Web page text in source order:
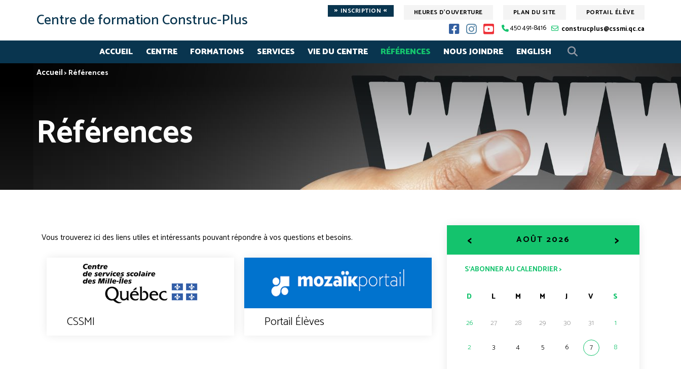
Centre de formation Construc‑Plus PLAN DU SITE PORTAIL ÉLÈVE
HEURES D'OUVERTURE
» INSCRIPTION «
450 491-8416 construcplus@cssmi.qc.ca
ACCUEIL CENTRE FORMATIONS SERVICES VIE DU CENTRE RÉFÉRENCES NOUS JOINDRE ENGLISH
Accueil> Références
Références
Vous trouverez ici des liens utiles et intéressants pouvant répondre à vos questions et besoins.
CSSMI Portail Élèves
< AOÛT 2026 >
S’ABONNER AU CALENDRIER >
D L M M J V S
26 27 28 29 30 31 1
2 3 4 5 6 7 8